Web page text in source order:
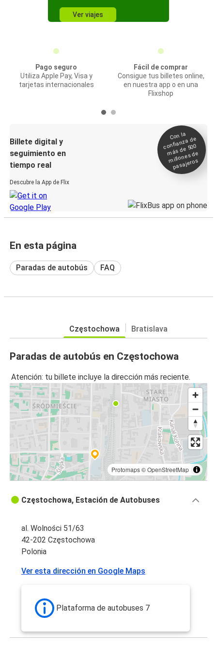
Ver viajes
Pago seguro
Utiliza Apple Pay, Visa y
tarjetas internacionales
Fácil de comprar
Consigue tus billetes online,
en nuestra app o en una
Flixshop
Billete digital y
seguimiento en
tiempo real
Descubre la App de Flix
Con la
confianza de
más de 500
millones de
pasajeros
En esta página
Paradas de autobús FAQ
Częstochowa Bratislava
Paradas de autobús en Częstochowa
Atención: tu billete incluye la dirección más reciente.
Protomaps©OpenStreetMap
Częstochowa, Estación de Autobuses
al. Wolności 51/63
42-202 Częstochowa
Polonia
Ver esta dirección en Google Maps
Plataforma de autobuses 7